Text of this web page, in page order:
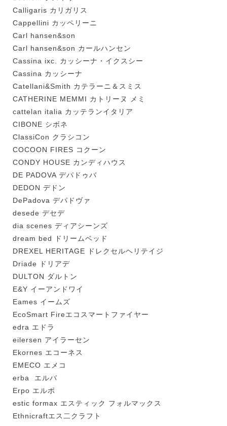
Calligaris カリガリス
Cappellini カッペリーニ
Carl hansen&son
Carl hansen&son カールハンセン
Cassina ixc. カッシーナ・イクスシー
Cassina カッシーナ
Catellani&Smith カテラーニ＆スミス
CATHERINE MEMMI カトリーヌ メミ
cattelan italia カッテランイタリア
CIBONE シボネ
ClassiCon クラシコン
COCOON FIRES コクーン
CONDY HOUSE カンディハウス
DE PADOVA デパドゥバ
DEDON デドン
DePadova デパドヴァ
desede デセデ
dia scenes ディアシーンズ
dream bed ドリームベッド
DREXEL HERITAGE ドレクセルヘリテイジ
Driade ドリアデ
DULTON ダルトン
E&Y イーアンドワイ
Eames イームズ
EcoSmart Fireエコスマートファイヤー
edra エドラ
eilersen アイラーセン
Ekornes エコーネス
EMECO エメコ
erba エルバ
Erpo エルポ
estic formax エスティック フォルマックス
Ethnicraftエス二クラフト